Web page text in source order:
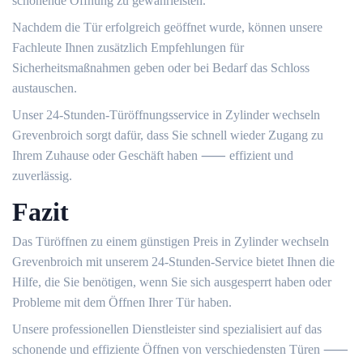
Nachdem die Tür erfolgreich geöffnet wurde, können unsere
Fachleute Ihnen zusätzlich Empfehlungen für
Sicherheitsmaßnahmen geben oder bei Bedarf das Schloss
austauschen.​
Unser 24-Stunden-Türöffnungsservice in Zylinder wechseln
Grevenbroich sorgt dafür, dass Sie schnell wieder Zugang zu
Ihrem Zuhause oder Geschäft haben ⸺ effizient und
zuverlässig.​
Fazit
Das Türöffnen zu einem günstigen Preis in Zylinder wechseln
Grevenbroich mit unserem 24-Stunden-Service bietet Ihnen die
Hilfe, die Sie benötigen, wenn Sie sich ausgesperrt haben oder
Probleme mit dem Öffnen Ihrer Tür haben.​
Unsere professionellen Dienstleister sind spezialisiert auf das
schonende und effiziente Öffnen von verschiedensten Türen ⸺